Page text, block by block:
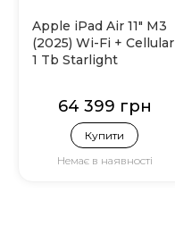
Apple iPad Air 11" M3
(2025) Wi-Fi + Cellular
1 Tb Starlight
64 399 грн
Купити
Немає в наявності